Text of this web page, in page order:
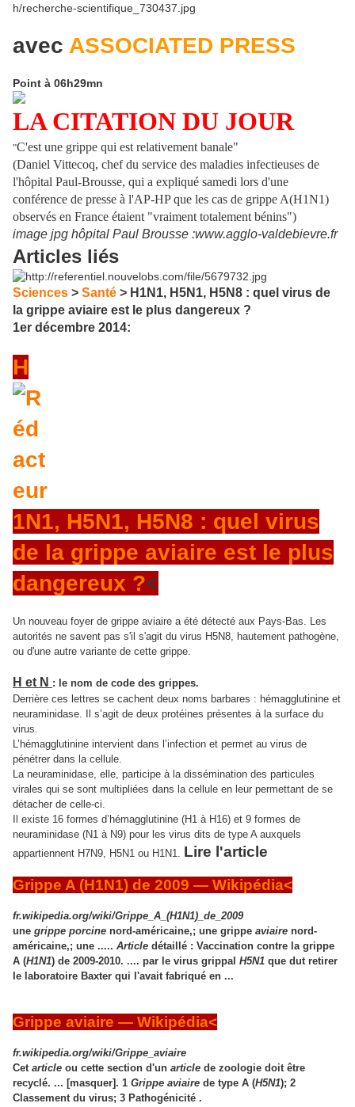
avec ASSOCIATED PRESS
Point à 06h29mn
LA CITATION DU JOUR
"C'est une grippe qui est relativement banale"
(Daniel Vittecoq, chef du service des maladies infectieuses de
l'hôpital Paul-Brousse, qui a expliqué samedi lors d'une
conférence de presse à l'AP-HP que les cas de grippe A(H1N1)
observés en France étaient "vraiment totalement bénins")
image jpg hôpital Paul Brousse :www.agglo-valdebievre.fr
Articles liés
Sciences > Santé > H1N1, H5N1, H5N8 : quel virus de
la grippe aviaire est le plus dangereux ?
1er décembre 2014:
H
1N1, H5N1, H5N8 : quel virus
de la grippe aviaire est le plus
dangereux ?<
Un nouveau foyer de grippe aviaire a été détecté aux Pays-Bas. Les
autorités ne savent pas s'il s'agit du virus H5N8, hautement pathogène,
ou d'une autre variante de cette grippe.
H et N : le nom de code des grippes.
Derrière ces lettres se cachent deux noms barbares : hémagglutinine et
neuraminidase. Il s’agit de deux protéines présentes à la surface du
virus.
L’hémagglutinine intervient dans l’infection et permet au virus de
pénétrer dans la cellule.
La neuraminidase, elle, participe à la dissémination des particules
virales qui se sont multipliées dans la cellule en leur permettant de se
détacher de celle-ci.
Il existe 16 formes d’hémagglutinine (H1 à H16) et 9 formes de
neuraminidase (N1 à N9) pour les virus dits de type A auxquels
appartiennent H7N9, H5N1 ou H1N1. Lire l'article
Grippe A (H1N1) de 2009 — Wikipédia<
fr.wikipedia.org/wiki/Grippe_A_(H1N1)_de_2009
une grippe porcine nord-américaine,; une grippe aviaire nord-
américaine,; une ..... Article détaillé : Vaccination contre la grippe
A (H1N1) de 2009-2010. .... par le virus grippal H5N1 que dut retirer
le laboratoire Baxter qui l'avait fabriqué en ...
Grippe aviaire — Wikipédia<
fr.wikipedia.org/wiki/Grippe_aviaire
Cet article ou cette section d'un article de zoologie doit être
recyclé. ... [masquer]. 1 Grippe aviaire de type A (H5N1); 2
Classement du virus; 3 Pathogénicité .